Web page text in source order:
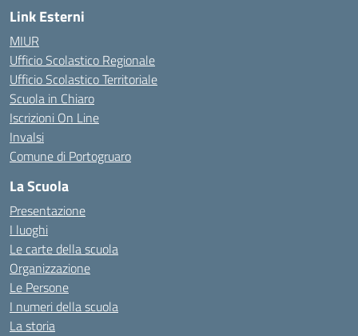
Link Esterni
MIUR
Ufficio Scolastico Regionale
Ufficio Scolastico Territoriale
Scuola in Chiaro
Iscrizioni On Line
Invalsi
Comune di Portogruaro
La Scuola
Presentazione
I luoghi
Le carte della scuola
Organizzazione
Le Persone
I numeri della scuola
La storia